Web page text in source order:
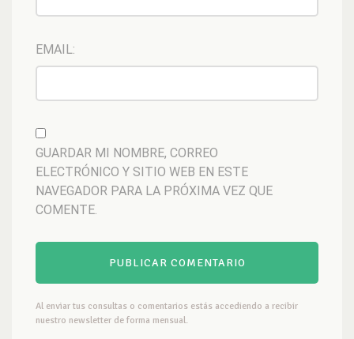
EMAIL:
GUARDAR MI NOMBRE, CORREO
ELECTRÓNICO Y SITIO WEB EN ESTE
NAVEGADOR PARA LA PRÓXIMA VEZ QUE
COMENTE.
Al enviar tus consultas o comentarios estás accediendo a recibir
nuestro newsletter de forma mensual.